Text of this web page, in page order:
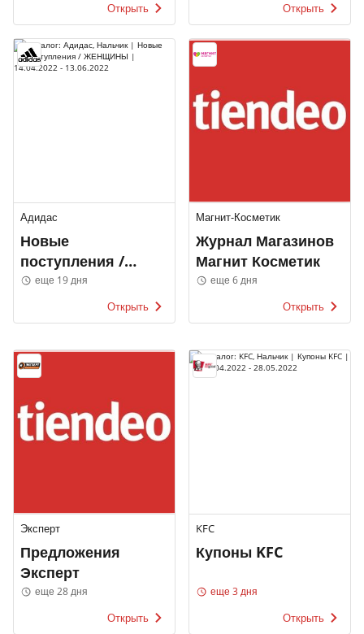
Открыть Открыть
Адидас
Новые
поступления /
ЖЕНЩИНЫ
еще 19 дня
Открыть
Магнит-Косметик
Журнал Магазинов
Магнит Косметик
еще 6 дня
Открыть
Эксперт
Предложения
Эксперт
еще 28 дня
Открыть
KFC
Купоны KFC
еще 3 дня
Открыть